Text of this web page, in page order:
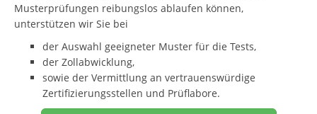
Musterprüfungen reibungslos ablaufen können,
unterstützen wir Sie bei
der Auswahl geeigneter Muster für die Tests,
der Zollabwicklung,
sowie der Vermittlung an vertrauenswürdige
Zertifizierungsstellen und Prüflabore.